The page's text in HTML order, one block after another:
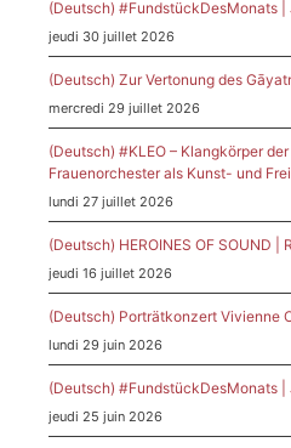
(Deutsch) #FundstückDesMonats |
jeudi 30 juillet 2026
(Deutsch) Zur Vertonung des
mercredi 29 juillet 2026
(Deutsch) #KLEO – Klangkörper
Frauenorchester als Kunst- und
lundi 27 juillet 2026
(Deutsch) HEROINES OF SOUND |
jeudi 16 juillet 2026
(Deutsch) Porträtkonzert Vivienne
lundi 29 juin 2026
(Deutsch) #FundstückDesMonats |
jeudi 25 juin 2026